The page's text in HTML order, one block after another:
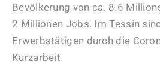
Bevölkerung von ca. 8.6
2 Millionen Jobs. Im Tessin
Erwerbstätigen durch die
Kurzarbeit.